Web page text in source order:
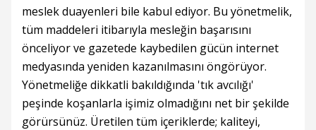
meslek duayenleri bile kabul ediyor. Bu yönetmelik,
tüm maddeleri itibarıyla mesleğin başarısını
önceliyor ve gazetede kaybedilen gücün internet
medyasında yeniden kazanılmasını öngörüyor.
Yönetmeliğe dikkatli bakıldığında 'tık avcılığı'
peşinde koşanlarla işimiz olmadığını net bir şekilde
görürsünüz. Üretilen tüm içeriklerde; kaliteyi,